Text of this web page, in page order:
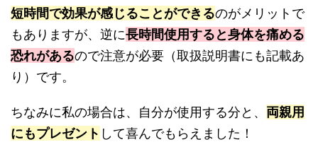
短時間で効果が感じることができるのがメリットで
もありますが、逆に長時間使用すると身体を痛める
恐れがあるので注意が必要（取扱説明書にも記載あ
り）です。
ちなみに私の場合は、自分が使用する分と、 両親用
にもプレゼント して喜んでもらえました！